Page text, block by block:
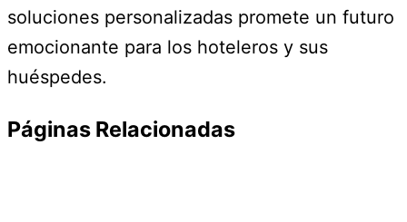
soluciones personalizadas promete un futuro
emocionante para los hoteleros y sus
huéspedes.
Páginas Relacionadas